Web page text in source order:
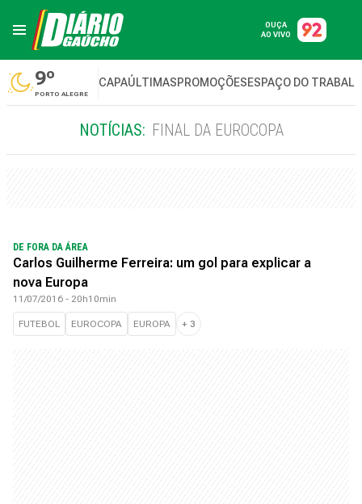
OUÇA
AO VIVO
9º
PORTO ALEGRE
CAPAÚLTIMASPROMOÇÕESESPAÇO DO
NOTÍCIAS: FINAL DA EUROCOPA
DE FORA DA ÁREA
Carlos Guilherme Ferreira: um gol para explicar a
nova Europa
11/07/2016 - 20h10min
FUTEBOL EUROCOPA EUROPA + 3